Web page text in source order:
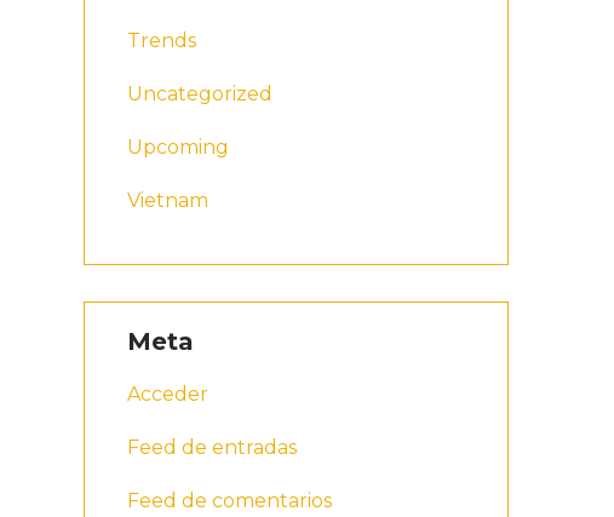
Trends
Uncategorized
Upcoming
Vietnam
Meta
Acceder
Feed de entradas
Feed de comentarios